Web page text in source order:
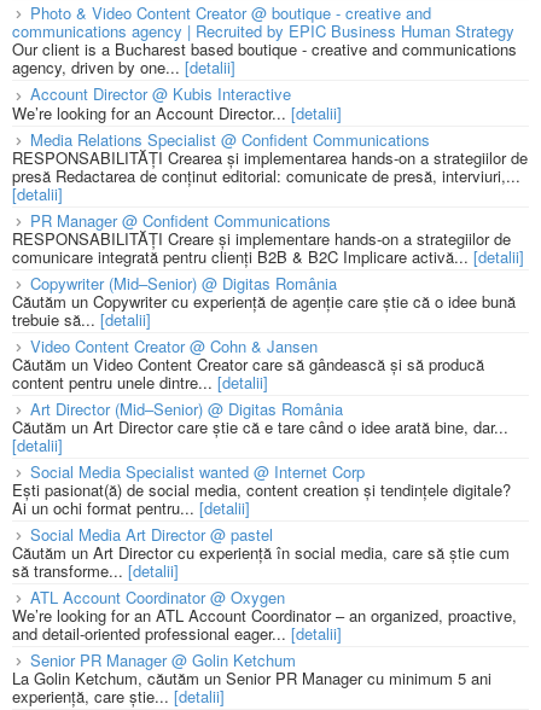
Photo & Video Content Creator @ boutique - creative and
communications agency | Recruited by EPIC Business Human Strategy
Our client is a Bucharest based boutique - creative and communications
agency, driven by one... [detalii]
Account Director @ Kubis Interactive
We’re looking for an Account Director... [detalii]
Media Relations Specialist @ Confident Communications
RESPONSABILITĂȚI Crearea și implementarea hands-on a strategiilor de
presă Redactarea de conținut editorial: comunicate de presă, interviuri,...
[detalii]
PR Manager @ Confident Communications
RESPONSABILITĂȚI Creare și implementare hands-on a strategiilor de
comunicare integrată pentru clienți B2B & B2C Implicare activă... [detalii]
Copywriter (Mid–Senior) @ Digitas România
Căutăm un Copywriter cu experiență de agenție care știe că o idee bună
trebuie să... [detalii]
Video Content Creator @ Cohn & Jansen
Căutăm un Video Content Creator care să gândească și să producă
content pentru unele dintre... [detalii]
Art Director (Mid–Senior) @ Digitas România
Căutăm un Art Director care știe că e tare când o idee arată bine, dar...
[detalii]
Social Media Specialist wanted @ Internet Corp
Ești pasionat(ă) de social media, content creation și tendințele digitale?
Ai un ochi format pentru... [detalii]
Social Media Art Director @ pastel
Căutăm un Art Director cu experiență în social media, care să știe cum
să transforme... [detalii]
ATL Account Coordinator @ Oxygen
We’re looking for an ATL Account Coordinator – an organized, proactive,
and detail-oriented professional eager... [detalii]
Senior PR Manager @ Golin Ketchum
La Golin Ketchum, căutăm un Senior PR Manager cu minimum 5 ani
experiență, care știe... [detalii]